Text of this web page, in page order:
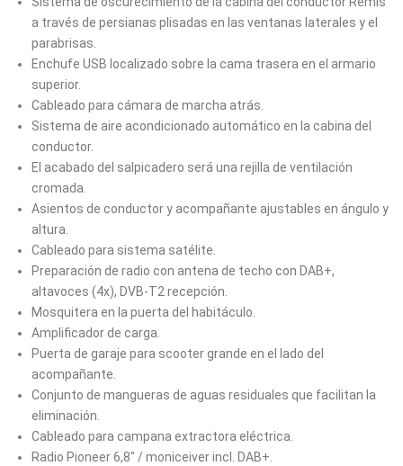
a través de persianas plisadas en las ventanas laterales y el
parabrisas.
Enchufe USB localizado sobre la cama trasera en el armario
superior.
Cableado para cámara de marcha atrás.
Sistema de aire acondicionado automático en la cabina del
conductor.
El acabado del salpicadero será una rejilla de ventilación
cromada.
Asientos de conductor y acompañante ajustables en ángulo y
altura.
Cableado para sistema satélite.
Preparación de radio con antena de techo con DAB+,
altavoces (4x), DVB-T2 recepción.
Mosquitera en la puerta del habitáculo.
Amplificador de carga.
Puerta de garaje para scooter grande en el lado del
acompañante.
Conjunto de mangueras de aguas residuales que facilitan la
eliminación.
Cableado para campana extractora eléctrica.
Radio Pioneer 6,8" / moniceiver incl. DAB+.